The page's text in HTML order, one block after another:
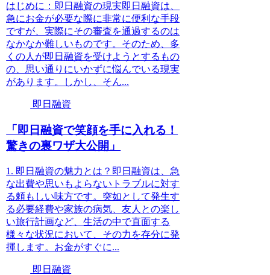
はじめに：即日融資の現実即日融資は、
急にお金が必要な際に非常に便利な手段
ですが、実際にその審査を通過するのは
なかなか難しいものです。そのため、多
くの人が即日融資を受けようとするもの
の、思い通りにいかずに悩んでいる現実
があります。しかし、そん...
即日融資
「即日融資で笑顔を手に入れる！
驚きの裏ワザ大公開」
1. 即日融資の魅力とは？即日融資は、急
な出費や思いもよらないトラブルに対す
る頼もしい味方です。突如として発生す
る必要経費や家族の病気、友人との楽し
い旅行計画など、生活の中で直面する
様々な状況において、その力を存分に発
揮します。お金がすぐに...
即日融資